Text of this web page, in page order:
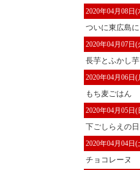
2020年04月08日(
ついに東広島
2020年04月07日(
長芋とふかし芋
2020年04月06日(
もち麦ごはん
2020年04月05日(
下ごしらえの日
2020年04月04日(
チョコレーヌ